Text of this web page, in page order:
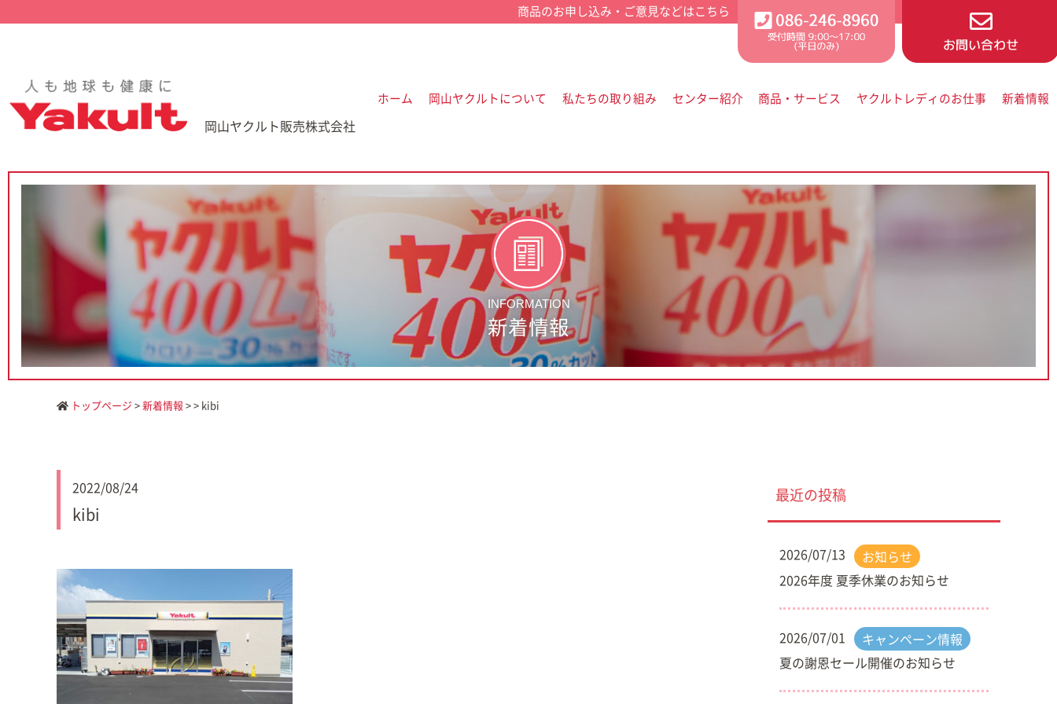
岡山ヤクルト販売株式会社
ホーム 岡山ヤクルトについて 私たちの取り組み センター紹介 商品・サービス ヤクルトレディのお仕事 新着情報
INFORMATION
新着情報
トップページ >新着情報 > > kibi
2022/08/24
kibi
最近の投稿
2026/07/13
お知らせ
2026年度 夏季休業のお知らせ
2026/07/01
キャンペーン情報
夏の謝恩セール開催のお知らせ